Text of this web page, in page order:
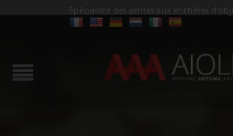
Spécialiste des ventes aux enchères